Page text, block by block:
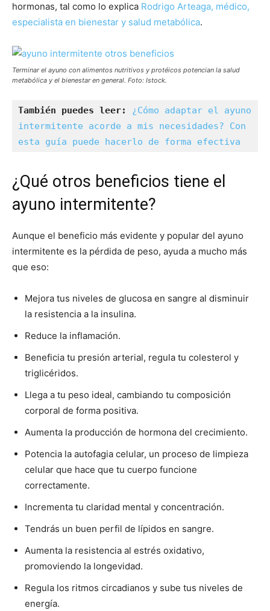
hormonas, tal como lo explica Rodrigo Arteaga, médico,
especialista en bienestar y salud metabólica.
Terminar el ayuno con alimentos nutritivos y protéicos potencian la salud
metabólica y el bienestar en general. Foto: Istock.
También puedes leer:
¿Cómo adaptar el ayuno
intermitente acorde a mis necesidades? Con
esta guía puede hacerlo de forma efectiva
¿Qué otros beneficios tiene el
ayuno intermitente?
Aunque el beneficio más evidente y popular del ayuno
intermitente es la pérdida de peso, ayuda a mucho más
que eso:
Mejora tus niveles de glucosa en sangre al disminuir
la resistencia a la insulina.
Reduce la inflamación.
Beneficia tu presión arterial, regula tu colesterol y
triglicéridos.
Llega a tu peso ideal, cambiando tu composición
corporal de forma positiva.
Aumenta la producción de hormona del crecimiento.
Potencia la autofagia celular, un proceso de limpieza
celular que hace que tu cuerpo funcione
correctamente.
Incrementa tu claridad mental y concentración.
Tendrás un buen perfil de lípidos en sangre.
Aumenta la resistencia al estrés oxidativo,
promoviendo la longevidad.
Regula los ritmos circadianos y sube tus niveles de
energía.